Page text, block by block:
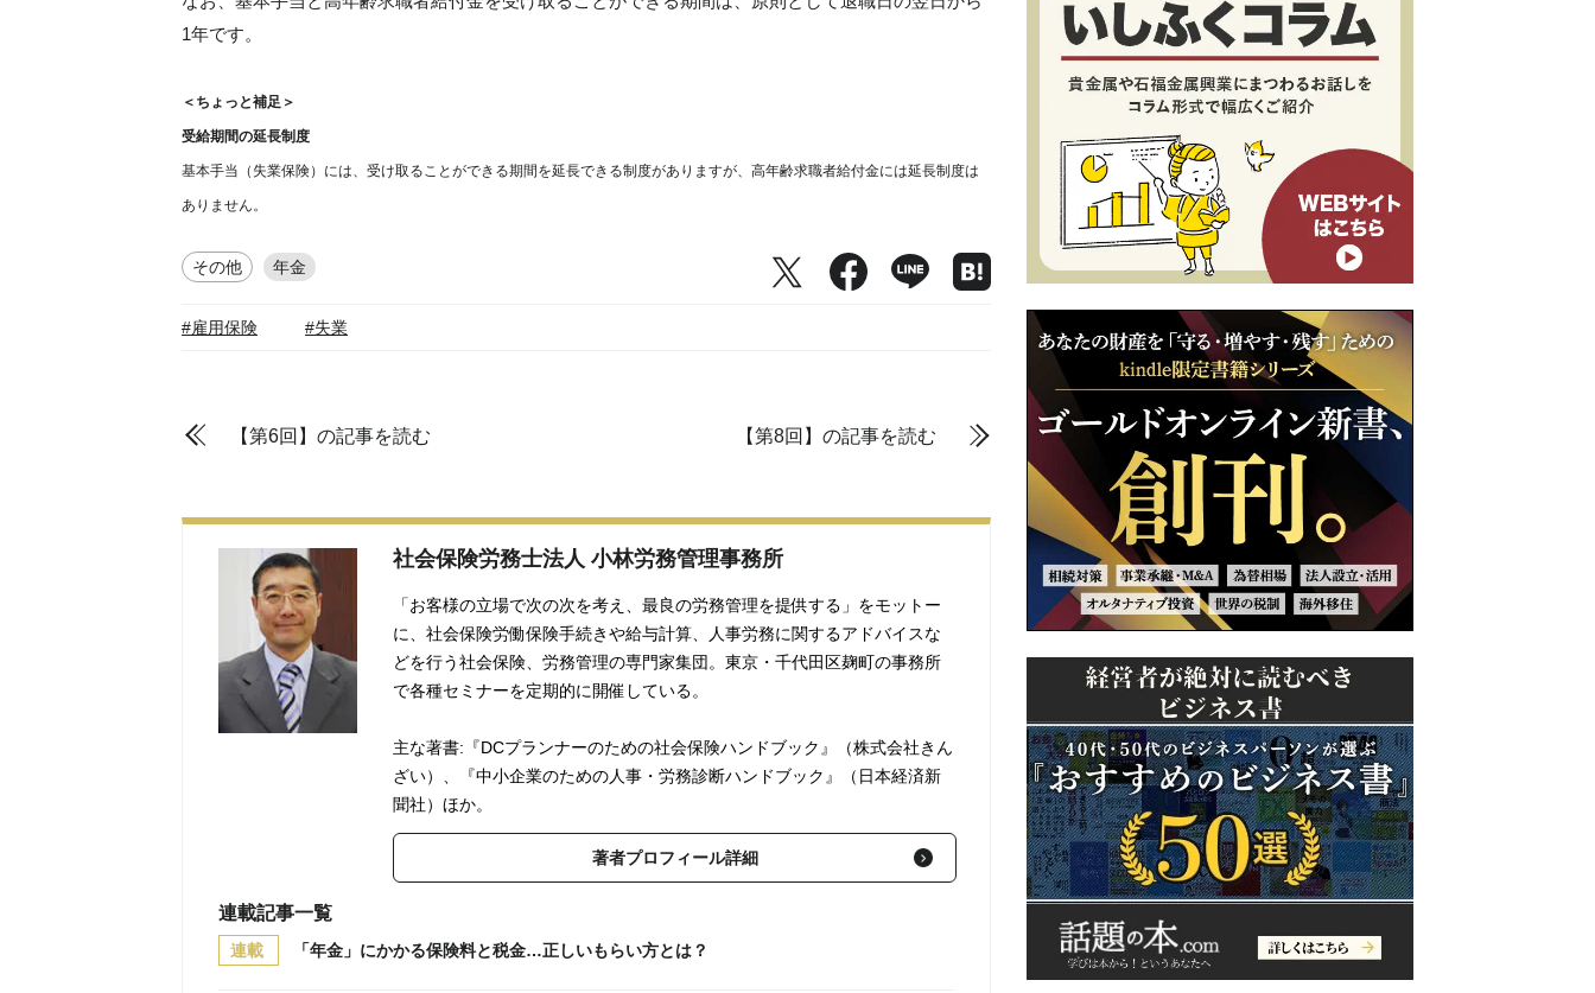
1年です。
＜ちょっと補足＞
受給期間の延長制度
基本手当（失業保険）には、受け取ることができる期間を延長できる制度がありますが、高年齢求職者給付金には延長制度は
ありません。
その他 年金
#雇用保険 #失業
【第6回】の記事を読む 【第8回】の記事を読む
社会保険労務士法人 小林労務管理事務所
「お客様の立場で次の次を考え、最良の労務管理を提供する」をモットー
に、社会保険労働保険手続きや給与計算、人事労務に関するアドバイスな
どを行う社会保険、労務管理の専門家集団。東京・千代田区麹町の事務所
で各種セミナーを定期的に開催している。
主な著書:『DCプランナーのための社会保険ハンドブック』（株式会社きん
ざい）、『中小企業のための人事・労務診断ハンドブック』（日本経済新
聞社）ほか。
著者プロフィール詳細
連載記事一覧
連載 「年金」にかかる保険料と税金…正しいもらい方とは？